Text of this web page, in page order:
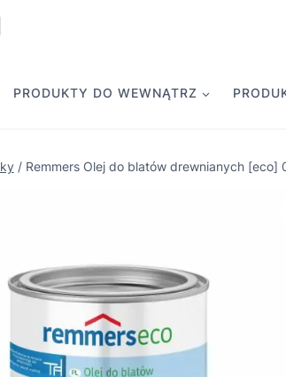
PRODUKTY DO WEWNĄTRZ
/ Remmers Olej do blatów drewnianych [eco]